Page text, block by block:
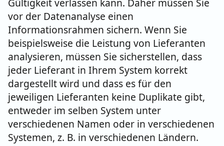
vor der Datenanalyse einen
Informationsrahmen sichern. Wenn Sie
beispielsweise die Leistung von Lieferanten
analysieren, müssen Sie sicherstellen, dass
jeder Lieferant in Ihrem System korrekt
dargestellt wird und dass es für den
jeweiligen Lieferanten keine Duplikate gibt,
entweder im selben System unter
verschiedenen Namen oder in verschiedenen
Systemen, z. B. in verschiedenen Ländern.